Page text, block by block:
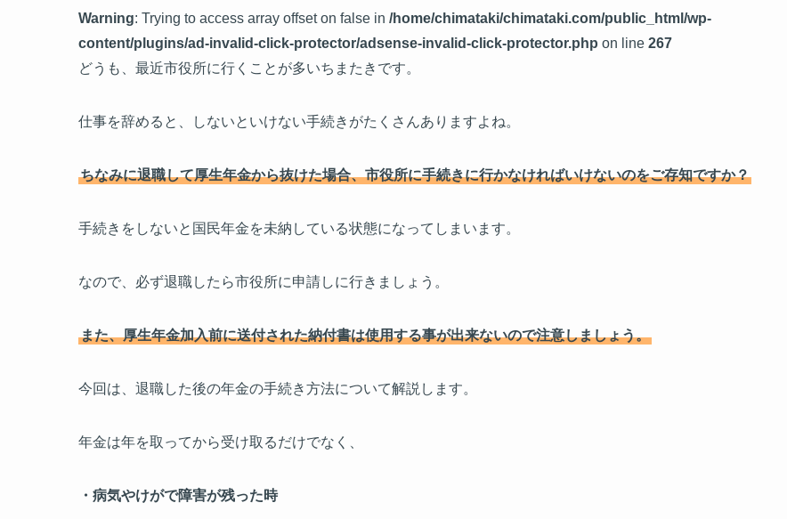
Warning: Trying to access array offset on false in /home/chimataki/chimataki.com/public_html/wp-
content/plugins/ad-invalid-click-protector/adsense-invalid-click-protector.php on line 267
どうも、最近市役所に行くことが多いちまたきです。
仕事を辞めると、しないといけない手続きがたくさんありますよね。
ちなみに退職して厚生年金から抜けた場合、市役所に手続きに行かなければいけないのをご存知ですか？
手続きをしないと国民年金を未納している状態になってしまいます。
なので、必ず退職したら市役所に申請しに行きましょう。
また、厚生年金加入前に送付された納付書は使用する事が出来ないので注意しましょう。
今回は、退職した後の年金の手続き方法について解説します。
年金は年を取ってから受け取るだけでなく、
・病気やけがで障害が残った時